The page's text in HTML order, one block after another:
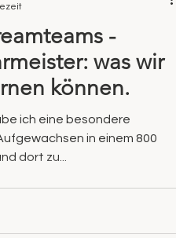
-
was wir
können.
ich eine besondere
in einem 800
dort zu...